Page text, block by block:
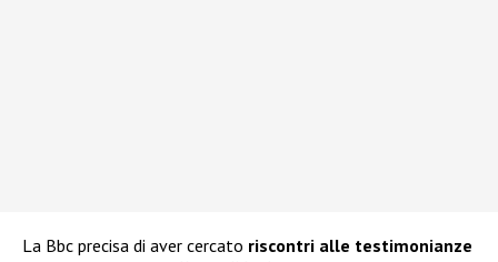
La Bbc precisa di aver cercato riscontri alle testimonianze